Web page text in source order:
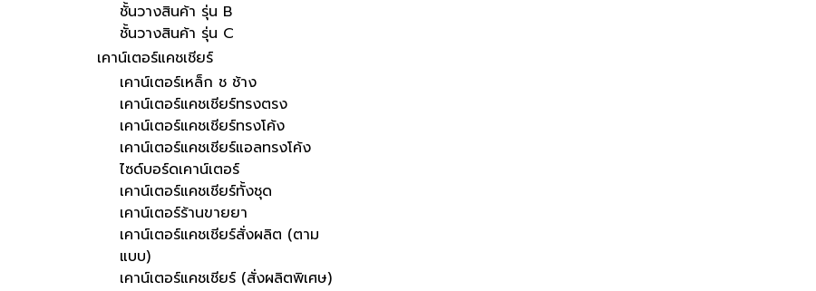
ชั้นวางสินค้า รุ่น B
ชั้นวางสินค้า รุ่น C
เคาน์เตอร์แคชเชียร์
เคาน์เตอร์เหล็ก ช ช้าง
เคาน์เตอร์แคชเชียร์ทรงตรง
เคาน์เตอร์แคชเชียร์ทรงโค้ง
เคาน์เตอร์แคชเชียร์แอลทรงโค้ง
ไซด์บอร์ดเคาน์เตอร์
เคาน์เตอร์แคชเชียร์ทั้งชุด
เคาน์เตอร์ร้านขายยา
เคาน์เตอร์แคชเชียร์สั่งผลิต (ตาม
แบบ)
เคาน์เตอร์แคชเชียร์ (สั่งผลิตพิเศษ)